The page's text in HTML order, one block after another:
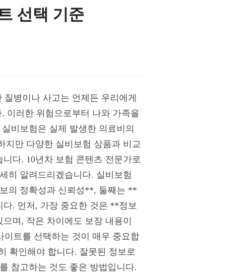
선택 기준
병이나 사고는 언제든 우리에게
이러한 위험으로부터 나와 가족을
비보험은 실제 발생한 의료비의
지만 다양한 실비보험 상품과 비교
다. 10년차 보험 콘텐츠 전문가로
히 알려드리겠습니다. 실비보험
의 정확성과 신뢰성**, 둘째는 **
. 먼저, 가장 중요한 것은 **정보
며, 작은 차이에도 보장 내용이
트를 선택하는 것이 매우 중요합
확인해야 합니다. 잘못된 정보로
참고하는 것도 좋은 방법입니다.